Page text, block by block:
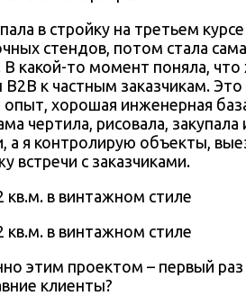
в стройку на третьем
стендов, потом стала
В какой-то момент поняла, что
к частным заказчикам.
хорошая инженерная
чертила, рисовала,
а я контролирую объекты,
встречи с заказчиками.
этим проектом – первый
клиенты?